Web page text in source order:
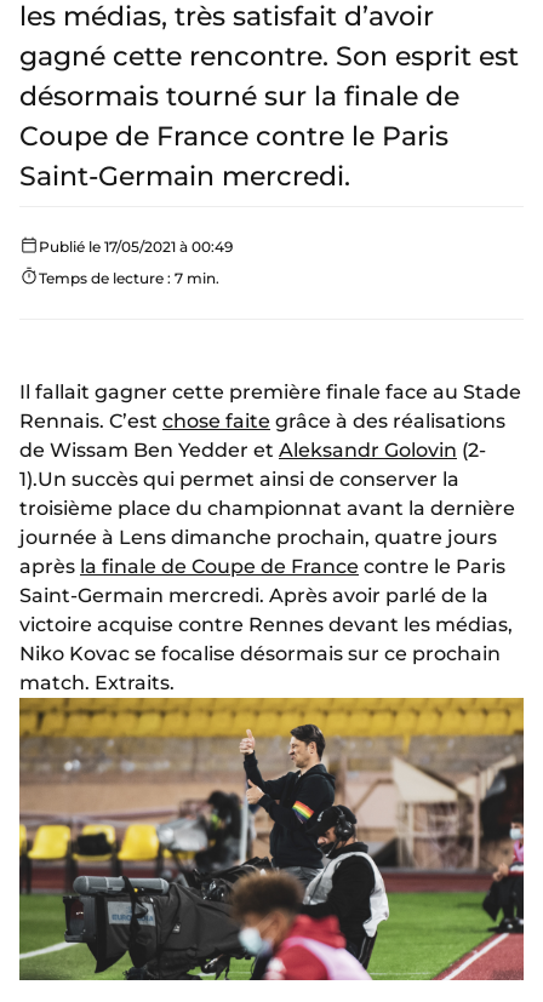
les médias, très satisfait d’avoir
gagné cette rencontre. Son esprit est
désormais tourné sur la finale de
Coupe de France contre le Paris
Saint-Germain mercredi.
Publié le 17/05/2021 à 00:49
Temps de lecture : 7 min.
Il fallait gagner cette première finale face au Stade
Rennais. C’est chose faite grâce à des réalisations
de Wissam Ben Yedder et Aleksandr Golovin (2-
1).Un succès qui permet ainsi de conserver la
troisième place du championnat avant la dernière
journée à Lens dimanche prochain, quatre jours
après la finale de Coupe de France contre le Paris
Saint-Germain mercredi. Après avoir parlé de la
victoire acquise contre Rennes devant les médias,
Niko Kovac se focalise désormais sur ce prochain
match. Extraits.